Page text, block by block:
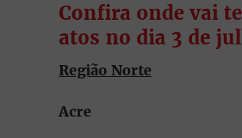
Confira onde vai
atos no dia 3 de
Região Norte
Acre